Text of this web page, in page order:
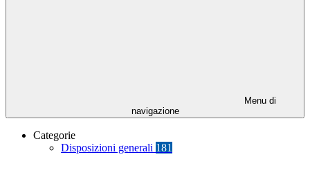
Menu di
navigazione
Categorie
Disposizioni generali 181